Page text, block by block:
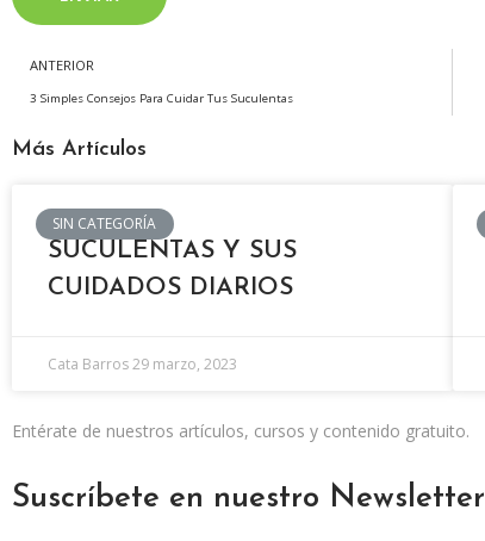
ANTERIOR
3 Simples Consejos Para Cuidar Tus Suculentas
Más Artículos
SIN CATEGORÍA
SUCULENTAS Y SUS
CUIDADOS DIARIOS
Cata Barros29 marzo, 2023
Entérate de nuestros artículos, cursos y contenido gratuito.
Suscríbete en nuestro Newsletter